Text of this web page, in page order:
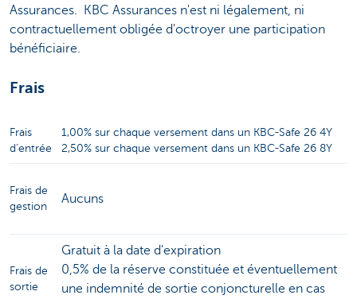
Assurances. KBC Assurances n'est ni légalement, ni
contractuellement obligée d'octroyer une participation
bénéficiaire.
Frais
Frais
d'entrée
1,00% sur chaque versement dans un KBC-Safe 26 4Y
2,50% sur chaque versement dans un KBC-Safe 26 8Y
Frais de
gestion
Aucuns
Frais de
sortie
Gratuit à la date d'expiration
0,5% de la réserve constituée et éventuellement
une indemnité de sortie conjoncturelle en cas